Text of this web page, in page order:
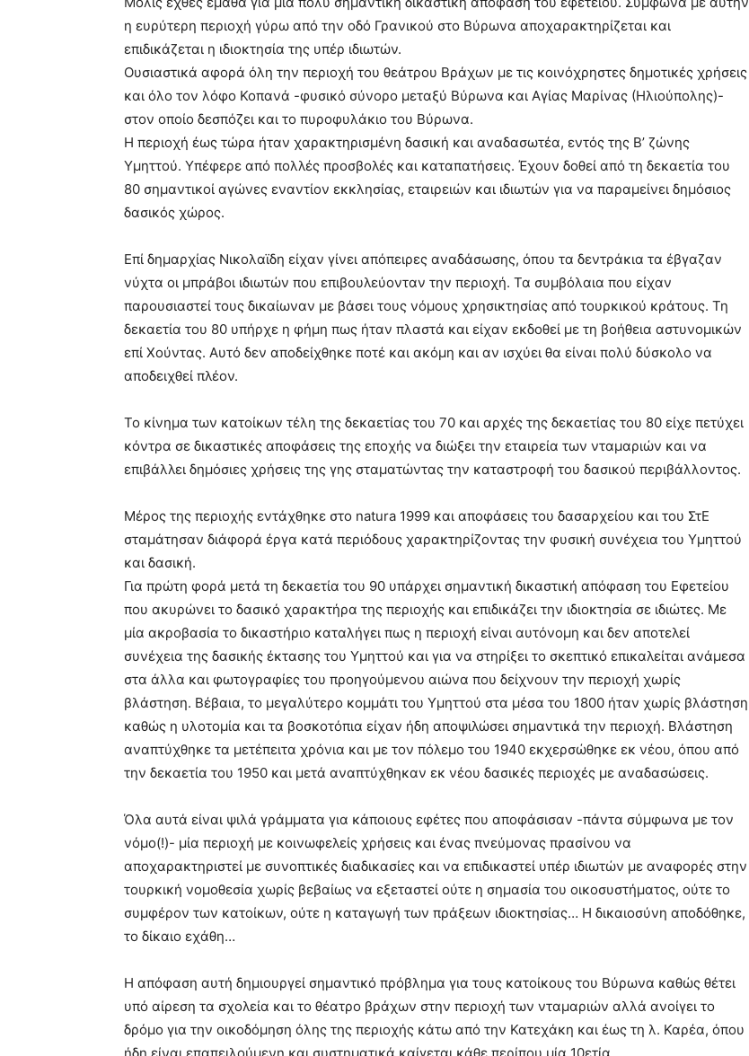
very
hot
cam
show.desi
brandi
lyons
teaches
you
meaning
of
pornhun
hd
porn
η ευρύτερη περιοχή γύρω από την οδό Γρανικού στο Βύρωνα αποχαρακτηρίζεται και
επιδικάζεται η ιδιοκτησία της υπέρ ιδιωτών.
Ουσιαστικά αφορά όλη την περιοχή του θεάτρου Βράχων με τις κοινόχρηστες δημοτικές χρήσεις
και όλο τον λόφο Κοπανά -φυσικό σύνορο μεταξύ Βύρωνα και Αγίας Μαρίνας (Ηλιούπολης)-
στον οποίο δεσπόζει και το πυροφυλάκιο του Βύρωνα.
Η περιοχή έως τώρα ήταν χαρακτηρισμένη δασική και αναδασωτέα, εντός της Β’ ζώνης
Υμηττού. Υπέφερε από πολλές προσβολές και καταπατήσεις. Έχουν δοθεί από τη δεκαετία του
80 σημαντικοί αγώνες εναντίον εκκλησίας, εταιρειών και ιδιωτών για να παραμείνει δημόσιος
δασικός χώρος.
Επί δημαρχίας Νικολαϊδη είχαν γίνει απόπειρες αναδάσωσης, όπου τα δεντράκια τα έβγαζαν
νύχτα οι μπράβοι ιδιωτών που επιβουλεύονταν την περιοχή. Τα συμβόλαια που είχαν
παρουσιαστεί τους δικαίωναν με βάσει τους νόμους χρησικτησίας από τουρκικού κράτους. Τη
δεκαετία του 80 υπήρχε η φήμη πως ήταν πλαστά και είχαν εκδοθεί με τη βοήθεια αστυνομικών
επί Χούντας. Αυτό δεν αποδείχθηκε ποτέ και ακόμη και αν ισχύει θα είναι πολύ δύσκολο να
αποδειχθεί πλέον.
Το κίνημα των κατοίκων τέλη της δεκαετίας του 70 και αρχές της δεκαετίας του 80 είχε πετύχει
κόντρα σε δικαστικές αποφάσεις της εποχής να διώξει την εταιρεία των νταμαριών και να
επιβάλλει δημόσιες χρήσεις της γης σταματώντας την καταστροφή του δασικού περιβάλλοντος.
Μέρος της περιοχής εντάχθηκε στο natura 1999 και αποφάσεις του δασαρχείου και του ΣτΕ
σταμάτησαν διάφορά έργα κατά περιόδους χαρακτηρίζοντας την φυσική συνέχεια του Υμηττού
και δασική.
Για πρώτη φορά μετά τη δεκαετία του 90 υπάρχει σημαντική δικαστική απόφαση του Εφετείου
που ακυρώνει το δασικό χαρακτήρα της περιοχής και επιδικάζει την ιδιοκτησία σε ιδιώτες. Με
μία ακροβασία το δικαστήριο καταλήγει πως η περιοχή είναι αυτόνομη και δεν αποτελεί
συνέχεια της δασικής έκτασης του Υμηττού και για να στηρίξει το σκεπτικό επικαλείται ανάμεσα
στα άλλα και φωτογραφίες του προηγούμενου αιώνα που δείχνουν την περιοχή χωρίς
βλάστηση. Βέβαια, το μεγαλύτερο κομμάτι του Υμηττού στα μέσα του 1800 ήταν χωρίς βλάστηση
καθώς η υλοτομία και τα βοσκοτόπια είχαν ήδη αποψιλώσει σημαντικά την περιοχή. Βλάστηση
αναπτύχθηκε τα μετέπειτα χρόνια και με τον πόλεμο του 1940 εκχερσώθηκε εκ νέου, όπου από
την δεκαετία του 1950 και μετά αναπτύχθηκαν εκ νέου δασικές περιοχές με αναδασώσεις.
Όλα αυτά είναι ψιλά γράμματα για κάποιους εφέτες που αποφάσισαν -πάντα σύμφωνα με τον
νόμο(!)- μία περιοχή με κοινωφελείς χρήσεις και ένας πνεύμονας πρασίνου να
αποχαρακτηριστεί με συνοπτικές διαδικασίες και να επιδικαστεί υπέρ ιδιωτών με αναφορές στην
τουρκική νομοθεσία χωρίς βεβαίως να εξεταστεί ούτε η σημασία του οικοσυστήματος, ούτε το
συμφέρον των κατοίκων, ούτε η καταγωγή των πράξεων ιδιοκτησίας… Η δικαιοσύνη αποδόθηκε,
το δίκαιο εχάθη…
Η απόφαση αυτή δημιουργεί σημαντικό πρόβλημα για τους κατοίκους του Βύρωνα καθώς θέτει
υπό αίρεση τα σχολεία και το θέατρο βράχων στην περιοχή των νταμαριών αλλά ανοίγει το
δρόμο για την οικοδόμηση όλης της περιοχής κάτω από την Κατεχάκη και έως τη λ. Καρέα, όπου
ήδη είναι επαπειλούμενη και συστηματικά καίγεται κάθε περίπου μία 10ετία…